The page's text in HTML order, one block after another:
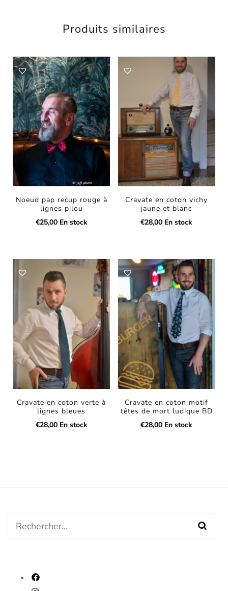
Produits similaires
Noeud pap recup rouge à
lignes pilou
€25,00 En stock
Cravate en coton vichy
jaune et blanc
€28,00 En stock
Cravate en coton verte à
lignes bleues
€28,00 En stock
Cravate en coton motif
têtes de mort ludique BD
€28,00 En stock
Rechercher :